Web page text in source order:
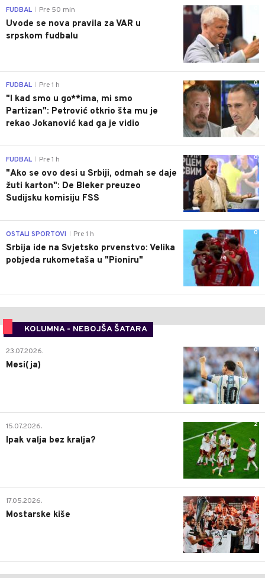
FUDBAL Pre 50 min
Uvode se nova pravila za VAR u
srpskom fudbalu
0
FUDBAL Pre 1 h
"I kad smo u go**ima, mi smo
Partizan": Petrović otkrio šta mu je
rekao Jokanović kad ga je vidio
0
FUDBAL Pre 1 h
"Ako se ovo desi u Srbiji, odmah se daje
žuti karton": De Bleker preuzeo
Sudijsku komisiju FSS
0
OSTALI SPORTOVI Pre 1 h
Srbija ide na Svjetsko prvenstvo: Velika
pobjeda rukometaša u "Pioniru"
KOLUMNA - NEBOJŠA ŠATARA
0
23.07.2026.
Mesi(ja)
2
15.07.2026.
Ipak valja bez kralja?
0
17.05.2026.
Mostarske kiše